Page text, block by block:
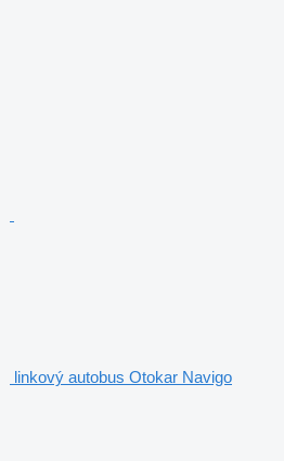
linkový autobus Otokar Navigo